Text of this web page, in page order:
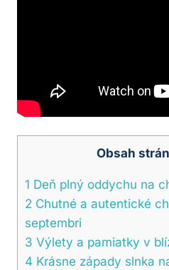
Obsah
1 Deň plný oddychu na
2 Chutné a autentické
septembri
3 Výlety a pamiatky v
4 Krásne západy slnka